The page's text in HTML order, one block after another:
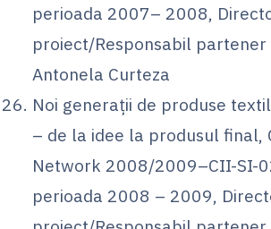
perioada 2007– 2008,
proiect/Responsabil partener
Antonela Curteza
Noi generaţii de produse
– de la idee la produsul final,
Network 2008/2009–CII-SI-
perioada 2008 – 2009,